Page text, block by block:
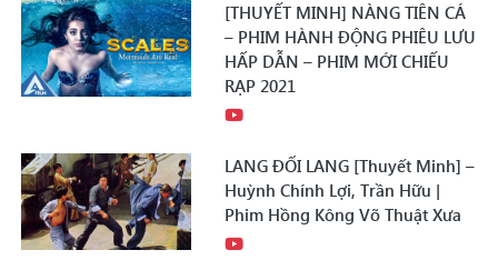
[THUYẾT MINH] NÀNG TIÊN CÁ
– PHIM HÀNH ĐỘNG PHIÊU LƯU
HẤP DẪN – PHIM MỚI CHIẾU
RẠP 2021
LANG ĐỐI LANG [Thuyết Minh] –
Huỳnh Chính Lợi, Trần Hữu |
Phim Hồng Kông Võ Thuật Xưa